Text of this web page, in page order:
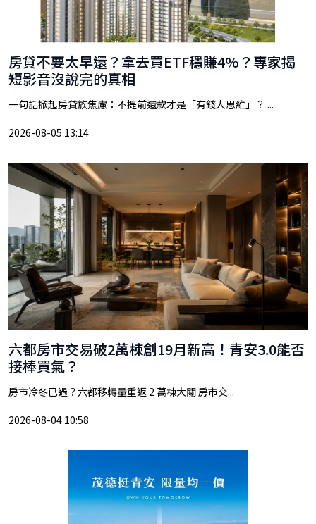
房貸不要太早還？拿去買ETF穩賺4%？專家揭
短影音沒說完的真相
一句話掀起房貸族焦慮：不提前還款才是「有錢人思維」？ ...
2026-08-05 13:14
六都房市交易破2萬棟創19月新高！青安3.0能否
接棒買氣？
房市冷冬已過？六都移轉量重返 2 萬棟大關 房市交...
2026-08-04 10:58